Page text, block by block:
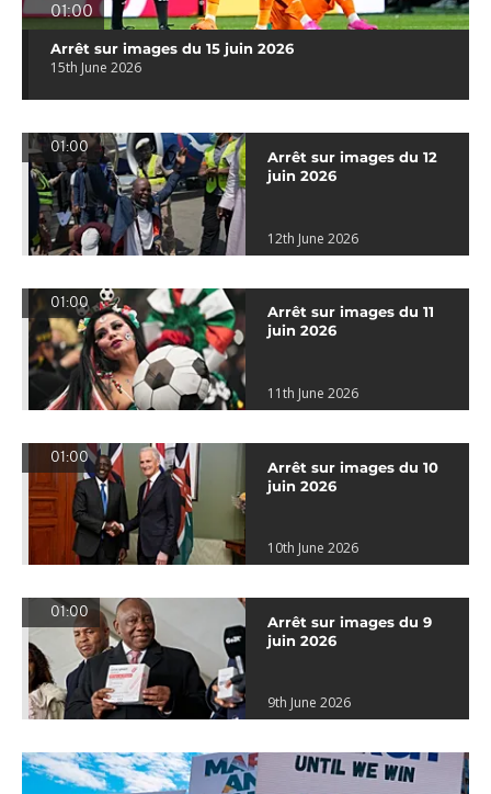
01:00
Arrêt sur images du 15 juin 2026
15th June 2026
01:00
Arrêt sur images du 12
juin 2026
12th June 2026
01:00
Arrêt sur images du 11
juin 2026
11th June 2026
01:00
Arrêt sur images du 10
juin 2026
10th June 2026
01:00
Arrêt sur images du 9
juin 2026
9th June 2026